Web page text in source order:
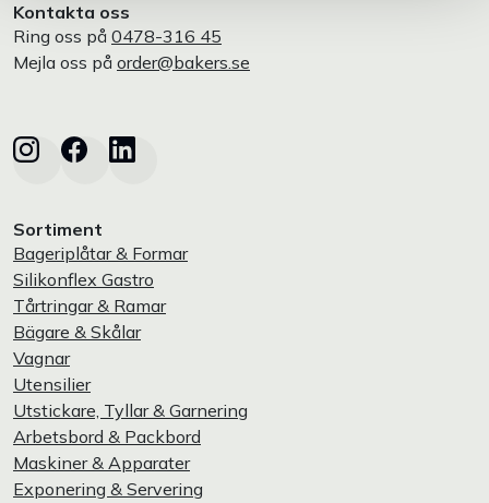
Kontakta oss
Ring oss på 0478-316 45
Mejla oss på order@bakers.se
Sortiment
Bageriplåtar & Formar
Silikonflex Gastro
Tårtringar & Ramar
Bägare & Skålar
Vagnar
Utensilier
Utstickare, Tyllar & Garnering
Arbetsbord & Packbord
Maskiner & Apparater
Exponering & Servering